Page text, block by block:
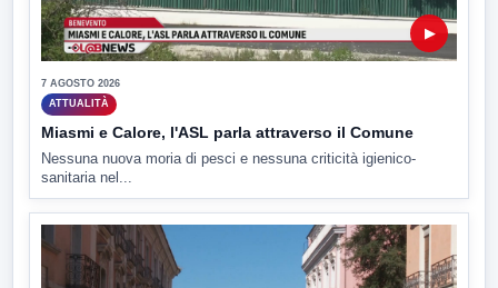
▶
7 AGOSTO 2026
ATTUALITÀ
Miasmi e Calore, l'ASL parla attraverso il Comune
Nessuna nuova moria di pesci e nessuna criticità igienico-
sanitaria nel...